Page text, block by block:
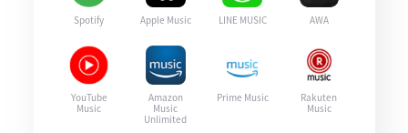
Spotify Apple Music LINE MUSIC AWA
YouTube
Music
Amazon
Music
Unlimited
Prime Music
Rakuten
Music